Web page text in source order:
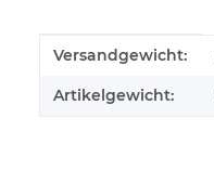
Produkteigenschaft
Wert
Versandgewicht:
Artikelgewicht: